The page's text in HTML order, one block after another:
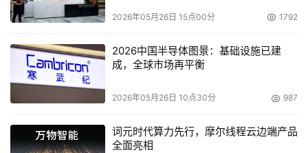
以为终端用户提供一个更具生产力和个人化的工作环境。
能，这个功能可以利用IBM BladeCenter刀片服务器和
VMware虚拟技术，在一个安全的数据中心运行完整的
Windows XP桌面映像，从而实现托管客户端的动态分配。
最终的解决方案可用于提供PC用户所期望的丰富体验，而
且现在可以通过瘦客户端或传统PC来提供这种体验。”
2026年05月26日 15点00分 1792
2026中国半导体图景：基础设施已建
成，全球市场再平衡
2026年05月26日 10点30分 987
词元时代算力先行，摩尔线程云边端产品
全面亮相